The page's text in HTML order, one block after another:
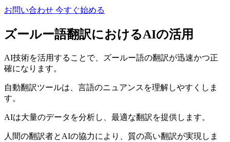
お問い合わせ 今すぐ始める
ズールー語翻訳におけるAIの活用
AI技術を活用することで、ズールー語の翻訳が迅速かつ正
確になります。
自動翻訳ツールは、言語のニュアンスを理解しやすくしま
す。
AIは大量のデータを分析し、最適な翻訳を提供します。
人間の翻訳者とAIの協力により、質の高い翻訳が実現しま